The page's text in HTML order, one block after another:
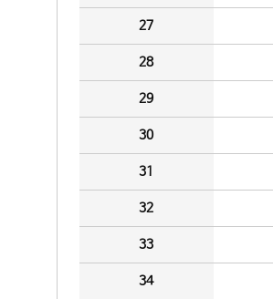
27
28
29
30
31
32
33
34